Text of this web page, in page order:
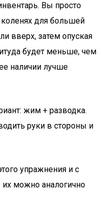
Вы просто
коленях для большей
вверх, затем опуская
будет меньше, чем
наличии лучше
жим + разводка.
руки в стороны и
упражнения и с
можно аналогично